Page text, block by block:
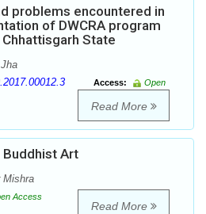
problems encountered in
of DWCRA program
State
Access:
Open
Read More
Buddhist Art
Mishra
Access
Read More